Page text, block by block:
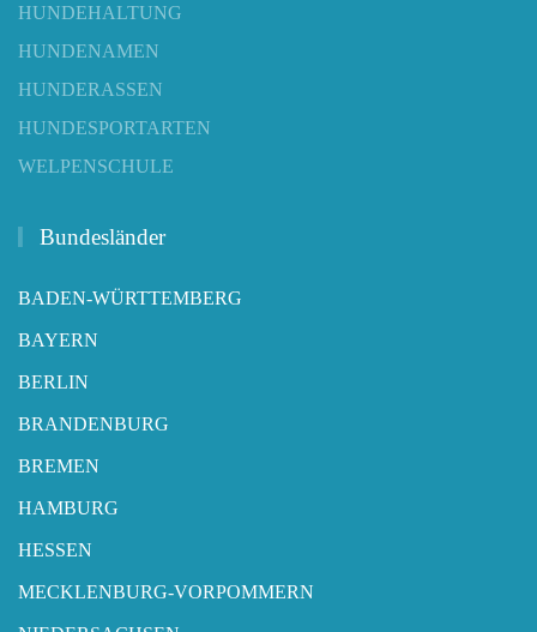
HUNDEHALTUNG
HUNDENAMEN
HUNDERASSEN
HUNDESPORTARTEN
WELPENSCHULE
Bundesländer
BADEN-WÜRTTEMBERG
BAYERN
BERLIN
BRANDENBURG
BREMEN
HAMBURG
HESSEN
MECKLENBURG-VORPOMMERN